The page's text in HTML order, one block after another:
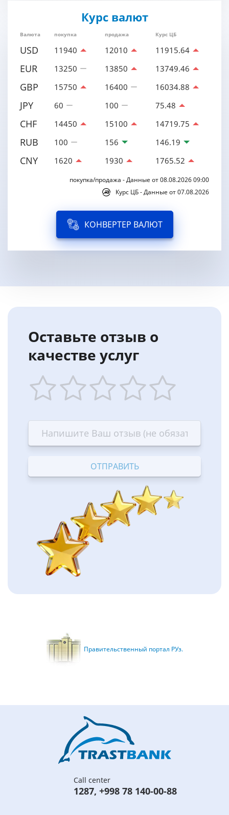
Курс валют
Валюта покупка продажа Курс ЦБ
USD 11940 12010 11915.64
EUR 13250 13850 13749.46
GBP 15750 16400 16034.88
JPY 60 100 75.48
CHF 14450 15100 14719.75
RUB 100 156 146.19
CNY 1620 1930 1765.52
покупка/продажа - Данные от 08.08.2026 09:00
Курс ЦБ - Данные от 07.08.2026
КОНВЕРТЕР ВАЛЮТ
Оставьте отзыв о
качестве услуг
star
Terrible
stars
—
Bad
stars
—
OK
stars
—
Good
stars
—
Excellent
Правительственный портал РУз.
Call center
1287, +998 78 140-00-88